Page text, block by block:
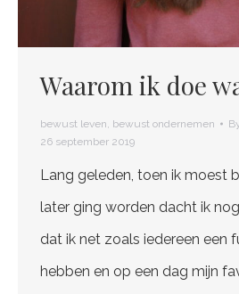
Waarom ik doe
bewust leven, bewust ondernemen
26 september 2019
Lang geleden, toen ik moest
later ging worden dacht ik
dat ik net zoals iedereen een
hebben en op een dag mijn